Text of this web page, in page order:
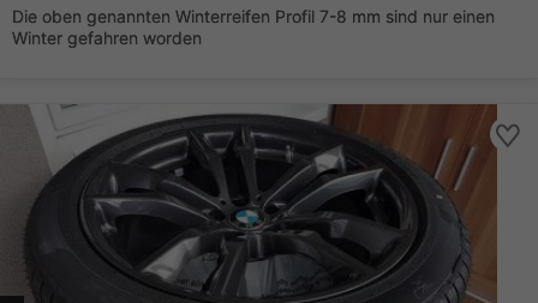
Die oben genannten Winterreifen Profil 7-8 mm sind nur einen
Winter gefahren worden